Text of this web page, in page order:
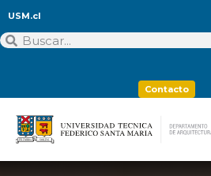
USM.cl
Contacto